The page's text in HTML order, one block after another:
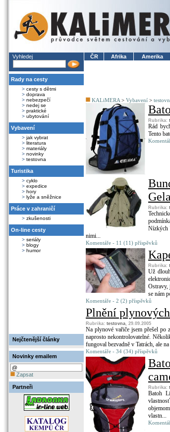
Vyhledej
Rady na cesty
> cesty s dětmi
> doprava
> nebezpečí
> nedej se
> praktické
> ubytování
Vybavení
> jak vybrat
> literatura
> materiály
> novinky
> testovna
Turistika
> cyklo
> expedice
> hory
> lyže a sněžnice
Práce v zahraničí
> zkušenosti
On-line cesty
> seriály
> blogy
> humor
Nejčtenější články
Novinky emailem
Zapsat
Partneři
ČR
Afrika Amerika
KALiMERA > Vybavení >
Rubrika:
Rád
Tento
Rubrika:
Nízkých
nimi...
Komentáře - 11 (11) příspěvků
Rubrika:
Už
Ostravy,
se nám
Komentáře - 2 (2) příspěvků
Plnění
Rubrika: testovna, 29.09.2005
Na plynové vařiče jsem přešel po
naprosto nekontrolovatelné.
fungoval bezvadně v Tatrách, ale
Komentáře - 34 (34) příspěvků
Rubrika:
Batoh
vlastn...